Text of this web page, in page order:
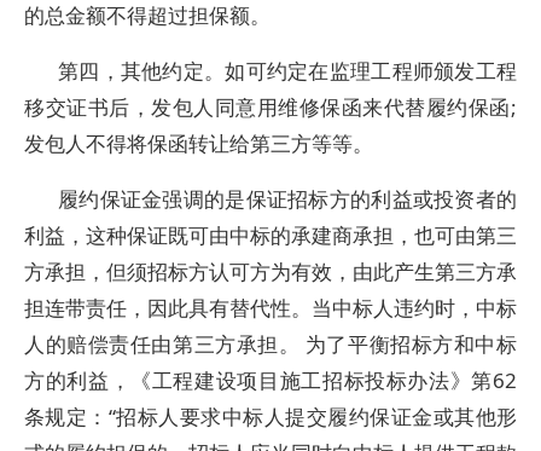
的总金额不得超过担保额。
第四，其他约定。如可约定在监理工程师颁发工程
移交证书后，发包人同意用维修保函来代替履约保函;
发包人不得将保函转让给第三方等等。
履约保证金强调的是保证招标方的利益或投资者的
利益，这种保证既可由中标的承建商承担，也可由第三
方承担，但须招标方认可方为有效，由此产生第三方承
担连带责任，因此具有替代性。当中标人违约时，中标
人的赔偿责任由第三方承担。 为了平衡招标方和中标
方的利益，《工程建设项目施工招标投标办法》第62
条规定：“招标人要求中标人提交履约保证金或其他形